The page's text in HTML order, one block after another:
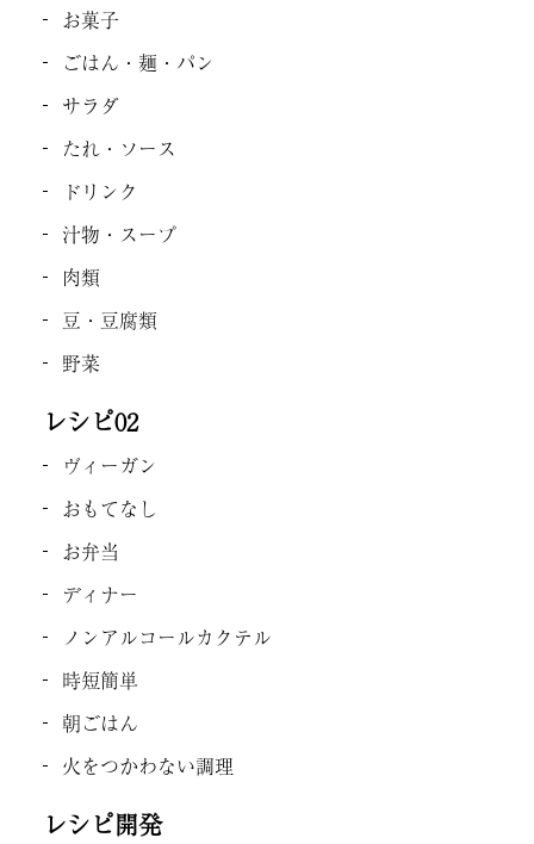
お菓子
ごはん・麺・パン
サラダ
たれ・ソース
ドリンク
汁物・スープ
肉類
豆・豆腐類
野菜
レシピ02
ヴィーガン
おもてなし
お弁当
ディナー
ノンアルコールカクテル
時短簡単
朝ごはん
火をつかわない調理
レシピ開発